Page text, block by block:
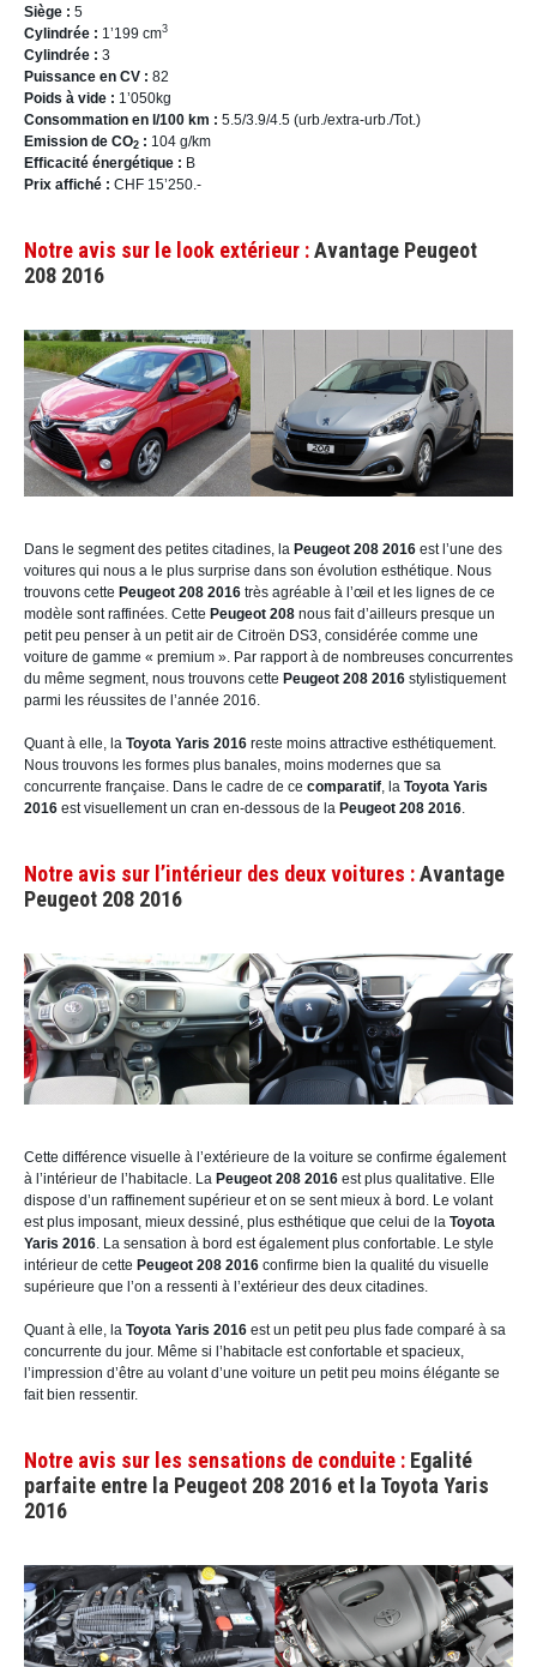
Siège : 5
Cylindrée : 1’199 cm3
Cylindrée : 3
Puissance en CV : 82
Poids à vide : 1’050kg
Consommation en l/100 km : 5.5/3.9/4.5 (urb./extra-urb./Tot.)
Emission de CO2 : 104 g/km
Efficacité énergétique : B
Prix affiché : CHF 15’250.-
Notre avis sur le look extérieur :Avantage Peugeot
208 2016
Dans le segment des petites citadines, la Peugeot 208 2016 est l’une des
voitures qui nous a le plus surprise dans son évolution esthétique. Nous
trouvons cette Peugeot 208 2016 très agréable à l’œil et les lignes de ce
modèle sont raffinées. Cette Peugeot 208 nous fait d’ailleurs presque un
petit peu penser à un petit air de Citroën DS3, considérée comme une
voiture de gamme « premium ». Par rapport à de nombreuses concurrentes
du même segment, nous trouvons cette Peugeot 208 2016 stylistiquement
parmi les réussites de l’année 2016.
Quant à elle, la Toyota Yaris 2016 reste moins attractive esthétiquement.
Nous trouvons les formes plus banales, moins modernes que sa
concurrente française. Dans le cadre de ce comparatif, la Toyota Yaris
2016 est visuellement un cran en-dessous de la Peugeot 208 2016.
Notre avis sur l’intérieur des deux voitures :Avantage
Peugeot 208 2016
Cette différence visuelle à l’extérieure de la voiture se confirme également
à l’intérieur de l’habitacle. La Peugeot 208 2016 est plus qualitative. Elle
dispose d’un raffinement supérieur et on se sent mieux à bord. Le volant
est plus imposant, mieux dessiné, plus esthétique que celui de la Toyota
Yaris 2016 . La sensation à bord est également plus confortable. Le style
intérieur de cette Peugeot 208 2016 confirme bien la qualité du visuelle
supérieure que l’on a ressenti à l’extérieur des deux citadines.
Quant à elle, la Toyota Yaris 2016 est un petit peu plus fade comparé à sa
concurrente du jour. Même si l’habitacle est confortable et spacieux,
l’impression d’être au volant d’une voiture un petit peu moins élégante se
fait bien ressentir.
Notre avis sur les sensations de conduite : Egalité
parfaite entre la Peugeot 208 2016 et la Toyota Yaris
2016